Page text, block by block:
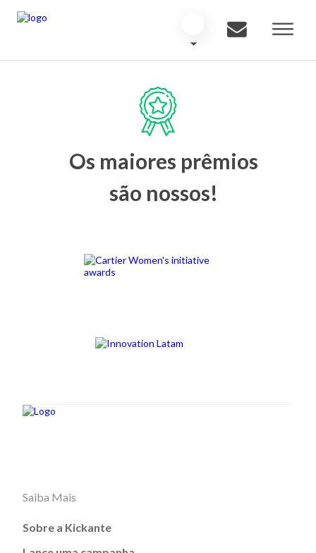
Os maiores prêmios
são nossos!
Saiba Mais
Sobre a Kickante